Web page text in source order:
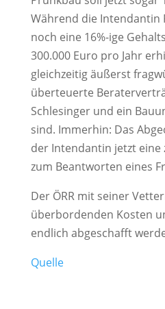
Während die Intendantin
noch eine 16%-ige
300.000 Euro pro Jahr
gleichzeitig äußerst
überteuerte
Schlesinger und ein
sind. Immerhin: Das
der Intendantin jetzt eine
zum Beantworten eines
Der ÖRR mit seiner
überbordenden Kosten
endlich abgeschafft
Quelle